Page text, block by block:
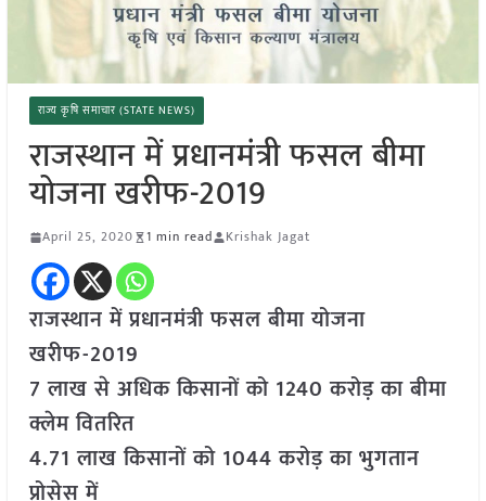
राज्य कृषि समाचार (STATE NEWS)
राजस्थान में प्रधानमंत्री फसल बीमा
योजना खरीफ-2019
April 25, 2020 1 min read Krishak Jagat
राजस्थान में प्रधानमंत्री फसल बीमा योजना
खरीफ-2019
7 लाख से अधिक किसानों को 1240 करोड़ का बीमा
क्लेम वितरित
4.71 लाख किसानों को 1044 करोड़ का भुगतान